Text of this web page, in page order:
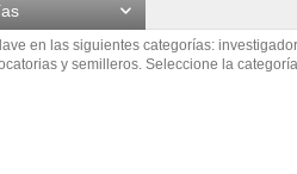
en las siguientes categorías:
y semilleros. Seleccione la